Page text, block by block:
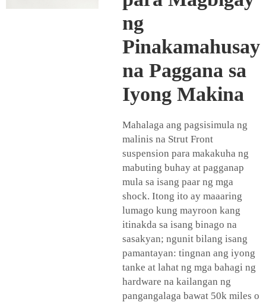
ng
Pinakamahusay
na Paggana sa
Iyong Makina
Mahalaga ang pagsisimula ng
malinis na Strut Front
suspension para makakuha ng
mabuting buhay at pagganap
mula sa isang paar ng mga
shock. Itong ito ay maaaring
lumago kung mayroon kang
itinakda sa isang binago na
sasakyan; ngunit bilang isang
pamantayan: tingnan ang iyong
tanke at lahat ng mga bahagi ng
hardware na kailangan ng
pangangalaga bawat 50k miles o